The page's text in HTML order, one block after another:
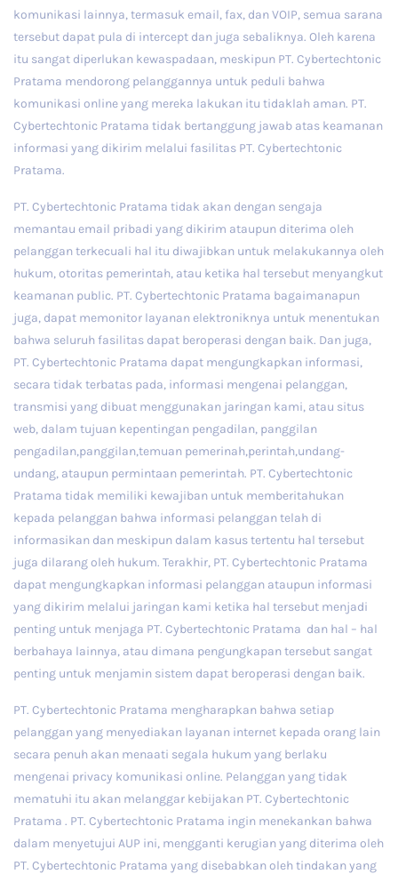
komunikasi lainnya, termasuk email, fax, dan VOIP, semua sarana
tersebut dapat pula di intercept dan juga sebaliknya. Oleh karena
itu sangat diperlukan kewaspadaan, meskipun PT. Cybertechtonic
Pratama mendorong pelanggannya untuk peduli bahwa
komunikasi online yang mereka lakukan itu tidaklah aman. PT.
Cybertechtonic Pratama tidak bertanggung jawab atas keamanan
informasi yang dikirim melalui fasilitas PT. Cybertechtonic
Pratama.
PT. Cybertechtonic Pratama tidak akan dengan sengaja
memantau email pribadi yang dikirim ataupun diterima oleh
pelanggan terkecuali hal itu diwajibkan untuk melakukannya oleh
hukum, otoritas pemerintah, atau ketika hal tersebut menyangkut
keamanan public. PT. Cybertechtonic Pratama bagaimanapun
juga, dapat memonitor layanan elektroniknya untuk menentukan
bahwa seluruh fasilitas dapat beroperasi dengan baik. Dan juga,
PT. Cybertechtonic Pratama dapat mengungkapkan informasi,
secara tidak terbatas pada, informasi mengenai pelanggan,
transmisi yang dibuat menggunakan jaringan kami, atau situs
web, dalam tujuan kepentingan pengadilan, panggilan
pengadilan,panggilan,temuan pemerinah,perintah,undang-
undang, ataupun permintaan pemerintah. PT. Cybertechtonic
Pratama tidak memiliki kewajiban untuk memberitahukan
kepada pelanggan bahwa informasi pelanggan telah di
informasikan dan meskipun dalam kasus tertentu hal tersebut
juga dilarang oleh hukum. Terakhir, PT. Cybertechtonic Pratama
dapat mengungkapkan informasi pelanggan ataupun informasi
yang dikirim melalui jaringan kami ketika hal tersebut menjadi
penting untuk menjaga PT. Cybertechtonic Pratama dan hal – hal
berbahaya lainnya, atau dimana pengungkapan tersebut sangat
penting untuk menjamin sistem dapat beroperasi dengan baik.
PT. Cybertechtonic Pratama mengharapkan bahwa setiap
pelanggan yang menyediakan layanan internet kepada orang lain
secara penuh akan menaati segala hukum yang berlaku
mengenai privacy komunikasi online. Pelanggan yang tidak
mematuhi itu akan melanggar kebijakan PT. Cybertechtonic
Pratama . PT. Cybertechtonic Pratama ingin menekankan bahwa
dalam menyetujui AUP ini, mengganti kerugian yang diterima oleh
PT. Cybertechtonic Pratama yang disebabkan oleh tindakan yang